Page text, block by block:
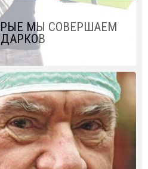
МЫ СОВЕРШАЕМ